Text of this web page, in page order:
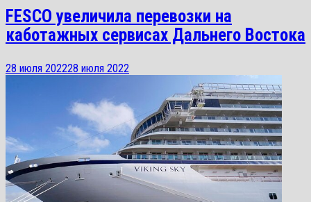
FESCO увеличила перевозки на
каботажных сервисах Дальнего Востока
28 июля 202228 июля 2022